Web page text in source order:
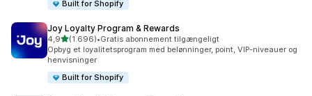
Built for Shopify
Joy Loyalty Program & Rewards
4,9ud af 5 stjerner
(1.696)
1696 anmeldelser i alt
•Gratis abonnement tilgængeligt
Opbyg et loyalitetsprogram med belønninger, point, VIP-niveauer og
henvisninger
Built for Shopify